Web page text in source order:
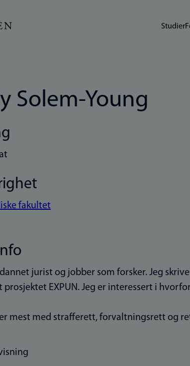
Studier
Solem-Young
fakultet
jurist og jobber som forsker. Jeg
EXPUN. Jeg er interessert i
mest med strafferett, forvaltningsrett og